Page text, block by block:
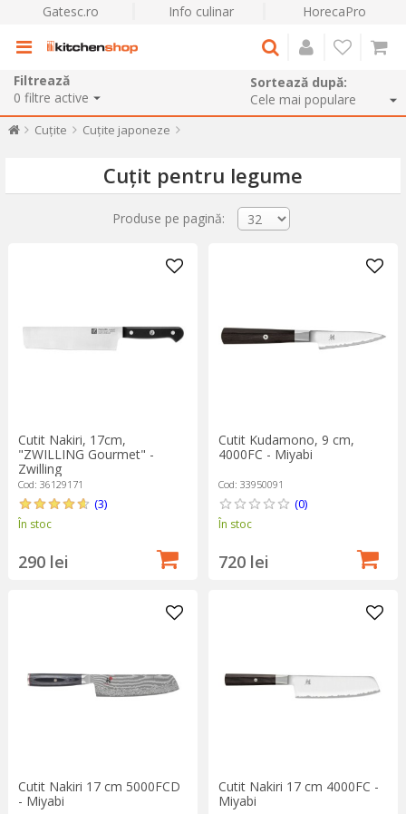
Gatesc.ro Info culinar HorecaPro
Filtrează
0 filtre active
Sortează după:
Cuțite Cuțite japoneze
Cuțit pentru legume
Produse pe pagină:
Cutit Nakiri, 17cm,
"ZWILLING Gourmet" -
Zwilling
Cod: 36129171
(3)
În stoc
290 lei
Cutit Kudamono, 9 cm,
4000FC - Miyabi
Cod: 33950091
(0)
În stoc
720 lei
Cutit Nakiri 17 cm 5000FCD
- Miyabi
Cutit Nakiri 17 cm 4000FC -
Miyabi